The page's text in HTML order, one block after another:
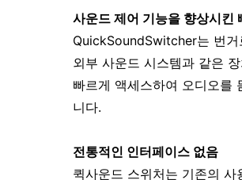
사운드 제어 기능을 향상시킨
QuickSoundSwitcher는 번거
외부 사운드 시스템과 같은
빠르게 액세스하여 오디오를
니다.
전통적인 인터페이스 없음
퀵사운드 스위처는 기존의